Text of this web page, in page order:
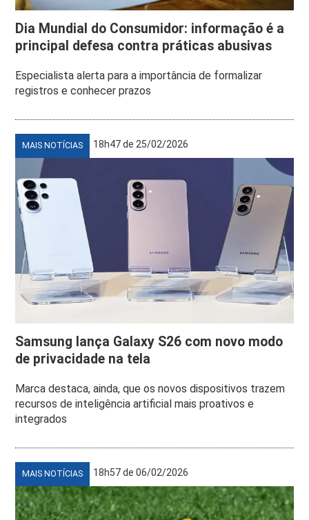
Dia Mundial do Consumidor: informação é a
principal defesa contra práticas abusivas
Especialista alerta para a importância de formalizar
registros e conhecer prazos
MAIS NOTÍCIAS 18h47 de 25/02/2026
Samsung lança Galaxy S26 com novo modo
de privacidade na tela
Marca destaca, ainda, que os novos dispositivos trazem
recursos de inteligência artificial mais proativos e
integrados
MAIS NOTÍCIAS 18h57 de 06/02/2026